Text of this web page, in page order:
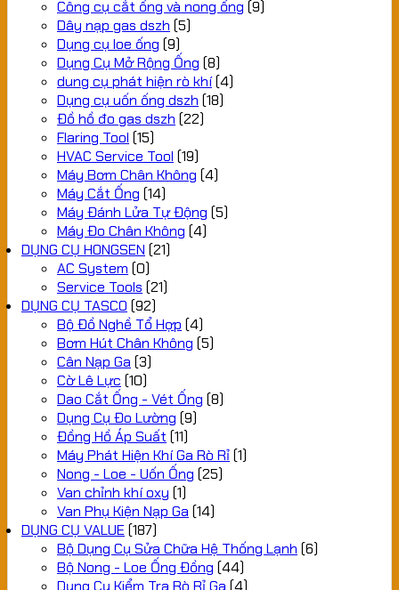
Công cụ cắt ống và nong ống (9)
Dây nạp gas dszh (5)
Dụng cụ loe ống (9)
Dụng Cụ Mở Rộng Ống (8)
dung cụ phát hiện rò khí(4)
Dụng cụ uốn ống dszh (18)
Đồ hồ đo gas dszh (22)
Flaring Tool (15)
HVAC Service Tool (19)
Máy Bơm Chân Không (4)
Máy Cắt Ống (14)
Máy Đánh Lửa Tự Động (5)
Máy Đo Chân Không (4)
DỤNG CỤ HONGSEN (21)
AC System (0)
Service Tools (21)
DỤNG CỤ TASCO (92)
Bộ Đồ Nghề Tổ Hợp (4)
Bơm Hút Chân Không (5)
Cân Nạp Ga (3)
Cờ Lê Lực (10)
Dao Cắt Ống - Vét Ống (8)
Dụng Cụ Đo Lường (9)
Đồng Hồ Áp Suất (11)
Máy Phát Hiện Khí Ga Rò Rỉ(1)
Nong - Loe - Uốn Ống (25)
Van chỉnh khí oxy (1)
Van Phụ Kiện Nạp Ga (14)
DỤNG CỤ VALUE (187)
Bộ Dụng Cụ Sửa Chữa Hệ Thống Lạnh (6)
Bộ Nong - Loe Ống Đồng (44)
Dụng Cụ Kiểm Tra Rò Rỉ Ga (4)